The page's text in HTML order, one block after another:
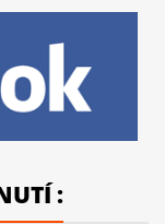
: